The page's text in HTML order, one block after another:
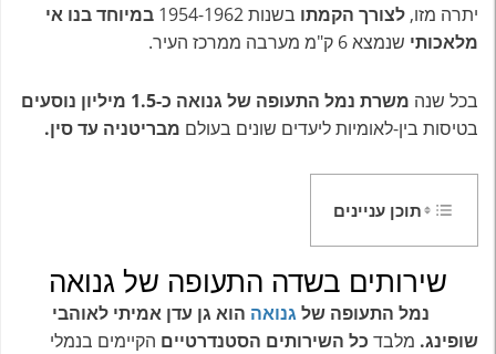
יתרה מזו, לצורך הקמתו בשנות 1954-1962
במיוחד בנו אי
מלאכותי שנמצא 6 ק"מ מערבה ממרכז העיר.
בכל שנה משרת נמל התעופה של גנואה כ-1.5 מיליון נוסעים
בטיסות בין-לאומיות ליעדים שונים בעולם מבריטניה עד סין.
תוכן עניינים
שירותים בשדה התעופה של גנואה
נמל התעופה שלגנואה הוא גן עדן אמיתי לאוהבי
שופינג. מלבד כל השירותים הסטנדרטיים הקיימים בנמלי